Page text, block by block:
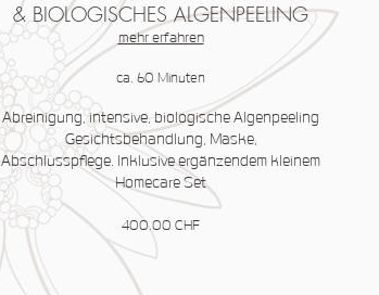
& BIOLOGISCHES ALGENPEELING
mehr erfahren
ca. 60 Minuten
Abreinigung, intensive, biologische Algenpeeling
Gesichtsbehandlung, Maske,
Abschlusspflege. Inklusive ergänzendem kleinem
Homecare Set
400.00 CHF